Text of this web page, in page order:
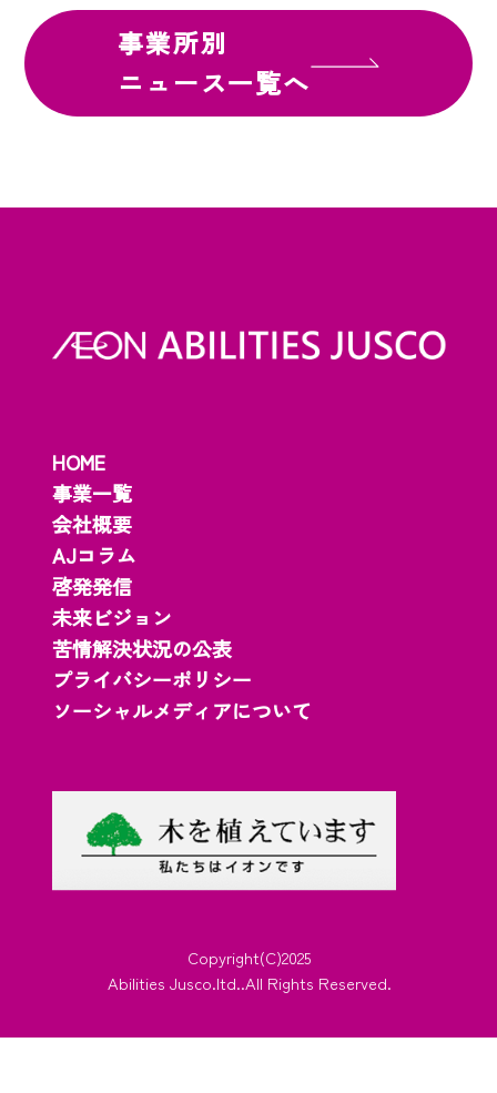
事業所別
ニュース一覧へ
HOME
事業一覧
会社概要
AJコラム
啓発発信
未来ビジョン
苦情解決状況の公表
プライバシーポリシー
ソーシャルメディアについて
Copyright(C)2025
Abilities Jusco.ltd..All Rights Reserved.